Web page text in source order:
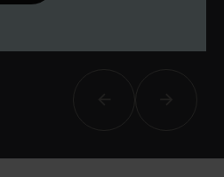
des points et